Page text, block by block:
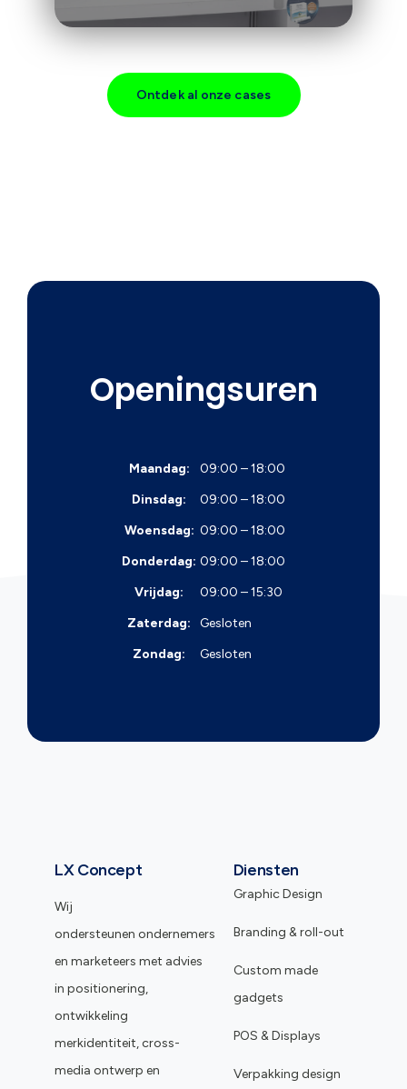
Ontdek al onze cases
Openingsuren
Maandag:
09:00 – 18:00
Dinsdag:
09:00 – 18:00
Woensdag: 09:00 – 18:00
Donderdag: 09:00 – 18:00
Vrijdag:
09:00 – 15:30
Zaterdag:
Gesloten
Zondag:
Gesloten
LX Concept
Wij
ondersteunen ondernemers
en marketeers met advies
in positionering,
ontwikkeling
merkidentiteit, cross-
media ontwerp en
Diensten
Graphic Design
Branding & roll-out
Custom made
gadgets
POS & Displays
Verpakking design